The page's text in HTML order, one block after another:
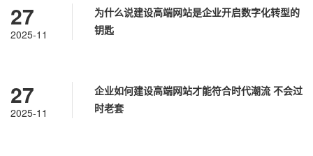
27
2025-11
为什么说建设高端网站是企业开启数字化转型的
钥匙
27
2025-11
企业如何建设高端网站才能符合时代潮流 不会过
时老套